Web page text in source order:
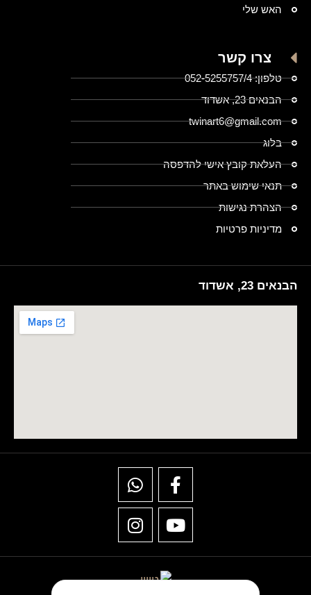
האש שלי
צרו קשר
טלפון: 052-5255757/4
הבנאים 23, אשדוד
twinart6@gmail.com
בלוג
העלאת קובץ אישי להדפסה
תנאי שימוש באתר
הצהרת נגישות
מדיניות פרטיות
הבנאים 23, אשדוד